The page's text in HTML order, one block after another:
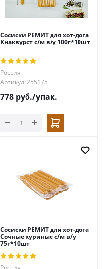
Сосиски РЕМИТ для хот-дога
Кнаквурст с/м в/у 100г*10шт
Россия
Артикул: 255175
778 руб./упак.
Сосиски РЕМИТ для хот-дога
Сочные куриные с/м в/у
75г*10шт